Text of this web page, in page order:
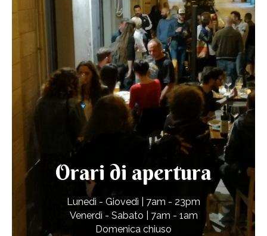
Orari di apertura
Lunedì - Giovedì | 7am - 23pm
Venerdì - Sabato | 7am - 1am
Domenica chiuso